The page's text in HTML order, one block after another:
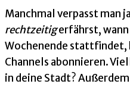
Manchmal verpasst man
rechtzeitigerfährst, wann
Wochenende stattfindet,
Channels abonnieren.
in deine Stadt?